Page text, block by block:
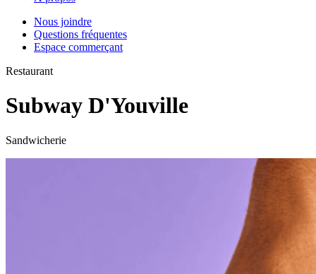
Nous joindre
Questions fréquentes
Espace commerçant
Restaurant
Subway D'Youville
Sandwicherie